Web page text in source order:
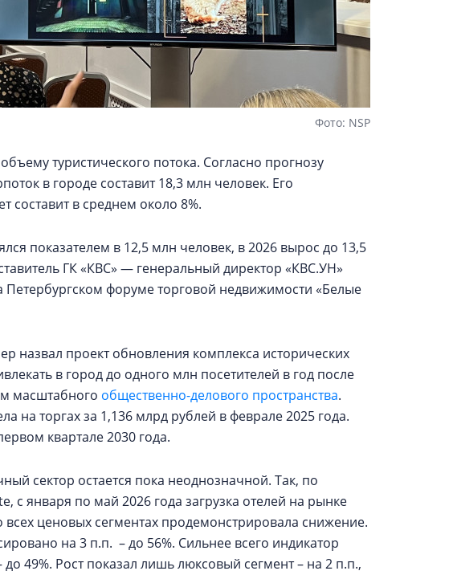
Фото: NSP
туристического потока. Согласно прогнозу
в городе составит 18,3 млн человек. Его
составит в среднем около 8%.
показателем в 12,5 млн человек, в 2026 вырос до 13,5
ГК «КВС» — генеральный директор «КВС.УН»
Петербургском форуме торговой недвижимости «Белые
назвал проект обновления комплекса исторических
в город до одного млн посетителей в год после
масштабного общественно-делового пространства.
торгах за 1,136 млрд рублей в феврале 2025 года.
квартале 2030 года.
сектор остается пока неоднозначной. Так, по
с января по май 2026 года загрузка отелей на рынке
всех ценовых сегментах продемонстрировала снижение.
на 3 п.п. – до 56%. Сильнее всего индикатор
49%. Рост показал лишь люксовый сегмент – на 2 п.п.,